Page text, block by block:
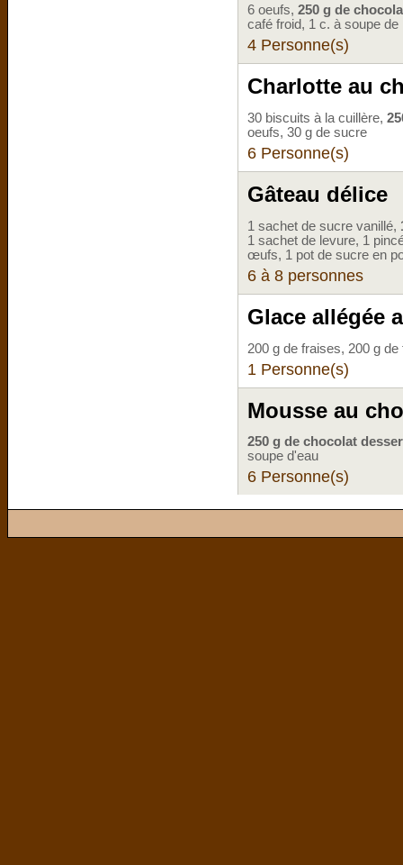
6 oeufs, 250 g de
café froid, 1 c. à soupe de
4 Personne(s)
Charlotte au
30 biscuits à la cuillère,
oeufs, 30 g de sucre
6 Personne(s)
Gâteau délice
1 sachet de sucre vanillé,
1 sachet de levure, 1
œufs, 1 pot de sucre en
6 à 8 personnes
Glace allégée
200 g de fraises, 200 g
1 Personne(s)
Mousse au
250 g de chocolat
soupe d'eau
6 Personne(s)